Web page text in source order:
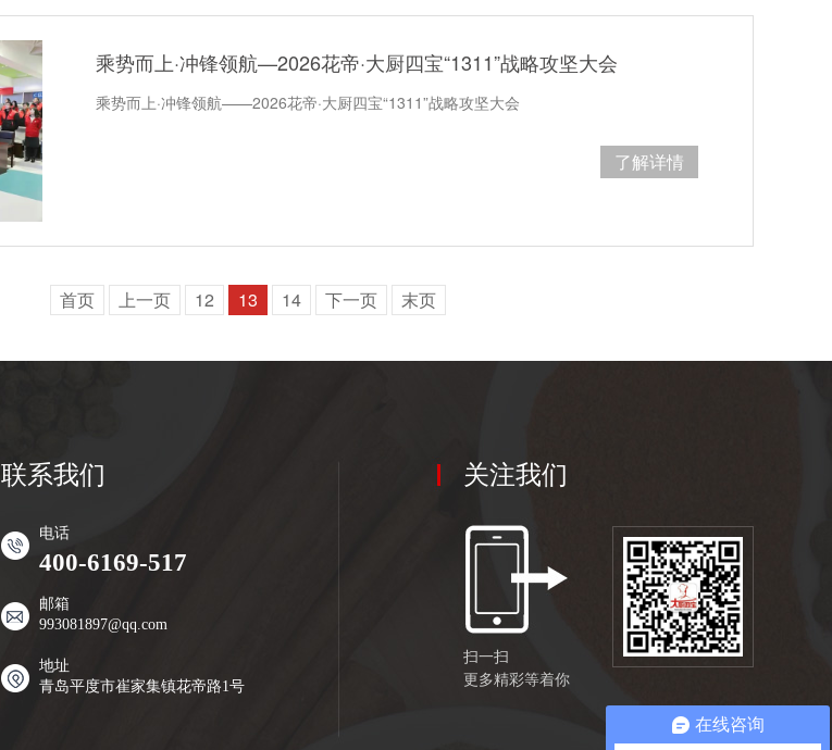
乘势而上·冲锋领航—2026花帝·大厨四宝“1311”战略攻坚大会
乘势而上·冲锋领航——2026花帝·大厨四宝“1311”战略攻坚大会
了解详情
首页 上一页 12 13 14 下一页 末页
联系我们
电话
400-6169-517
邮箱
993081897@qq.com
地址
青岛平度市崔家集镇花帝路1号
关注我们
扫一扫
更多精彩等着你
在线咨询